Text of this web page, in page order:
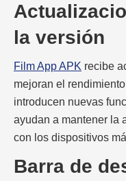
la versión
Film App APK recibe
mejoran el
introducen nuevas
ayudan a mantener la
con los dispositivos
Barra de